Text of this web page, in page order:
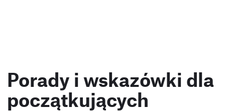
Porady i wskazówki dla
początkujących